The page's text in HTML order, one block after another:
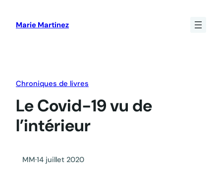
Marie Martinez
Chroniques de livres
Le Covid-19 vu de
l’intérieur
MM·14 juillet 2020